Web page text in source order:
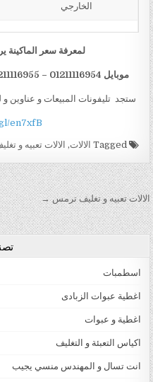
الخارجي
لمعرفة سعر الماكينة
موبايل 01211 116954 – 01211116955 – 01211116956 – 01211116958
ستجد تليفونات المبيعات و عناوين
en7xfB
Tagged الالات, الالات تعبيه و
تصفّح المقالات
الالات تعبيه و تغليف ترمس →
اسطمبات
اغطية عبوات الزبادى
اغطية و عبوات
اكياس التعبئة و التغليف
انت تسال و المهندس منسي يجيب